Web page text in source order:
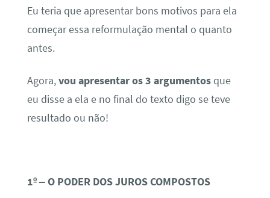
Eu teria que apresentar bons motivos para ela
começar essa reformulação mental o quanto
antes.
Agora,vou apresentar os 3 argumentosque
eu disse a ela e no final do texto digo se teve
resultado ou não!
1º – O PODER DOS JUROS COMPOSTOS